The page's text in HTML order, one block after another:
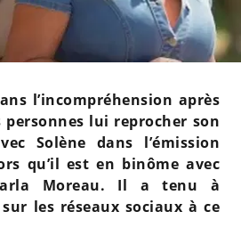
l’incompréhension après
lui reprocher son
Solène dans l’émission
qu’il est en binôme avec
Moreau. Il a tenu à
les réseaux sociaux à ce